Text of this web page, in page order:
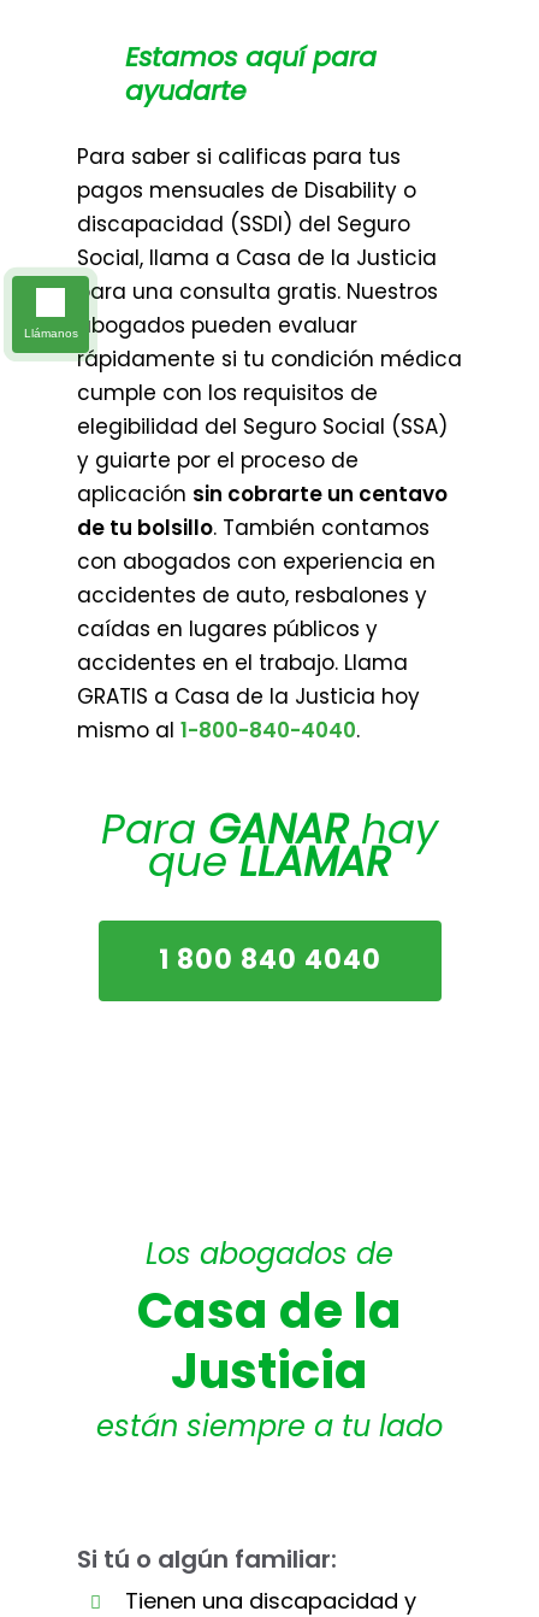
Estamos aquí para
ayudarte
Para saber si calificas para tus
pagos mensuales de Disability o
discapacidad (SSDI) del Seguro
Social, llama a Casa de la Justicia
para una consulta gratis. Nuestros
abogados pueden evaluar
rápidamente si tu condición médica
cumple con los requisitos de
elegibilidad del Seguro Social (SSA)
y guiarte por el proceso de
aplicación sin cobrarte un centavo
de tu bolsillo. También contamos
con abogados con experiencia en
accidentes de auto, resbalones y
caídas en lugares públicos y
accidentes en el trabajo. Llama
GRATIS a Casa de la Justicia hoy
mismo al 1-800-840-4040.
Para GANARhay
queLLAMAR
1 800 840 4040
Los abogados de
Casa de la
Justicia
están siempre a tu lado
Si tú o algún familiar:
Tienen una discapacidad y
Llámanos